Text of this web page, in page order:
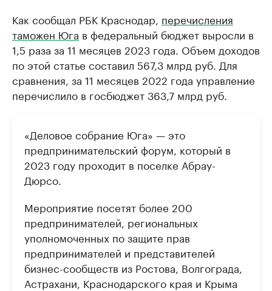
Как сообщал РБК Краснодар, перечисления
таможен Юга в федеральный бюджет выросли в
1,5 раза за 11 месяцев 2023 года. Объем доходов
по этой статье составил 567,3 млрд руб. Для
сравнения, за 11 месяцев 2022 года управление
перечислило в госбюджет 363,7 млрд руб.
«Деловое собрание Юга» — это
предпринимательский форум, который в
2023 году проходит в поселке Абрау-
Дюрсо.
Мероприятие посетят более 200
предпринимателей, региональных
уполномоченных по защите прав
предпринимателей и представителей
бизнес-сообществ из Ростова, Волгограда,
Астрахани, Краснодарского края и Крыма